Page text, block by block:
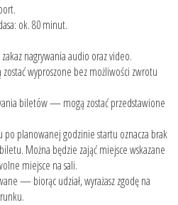
ok. 80 minut.
nagrywania audio oraz video.
zostać wyproszone bez możliwości zwrotu
biletów — mogą zostać przedstawione
po planowanej godzinie startu oznacza brak
Można będzie zająć miejsce wskazane
miejsce na sali.
— biorąc udział, wyrażasz zgodę na